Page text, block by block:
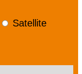
Satellite